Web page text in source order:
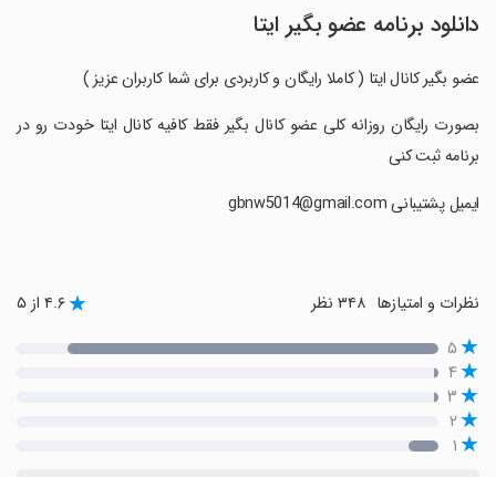
دانلود برنامه عضو بگیر ایتا
عضو بگیر کانال ایتا ( کاملا رایگان و کاربردی برای شما کاربران عزیز )
‏بصورت رایگان روزانه کلی عضو کانال بگیر فقط کافیه کانال ایتا خودت رو در
برنامه ثبت کنی
‏ایمیل پشتیبانی gbnw5014@gmail.com
نظرات و امتیازها ۴.۶ از ۵
۵
۴
۳
۲
۱